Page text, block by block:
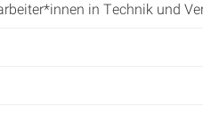
in Technik und